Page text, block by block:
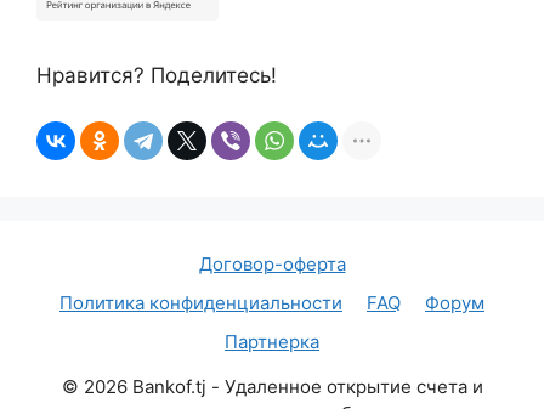
Нравится? Поделитесь!
Договор-оферта
Политика конфиденциальности
FAQ
Форум
Партнерка
© 2026 Bankof.tj - Удаленное открытие счета и